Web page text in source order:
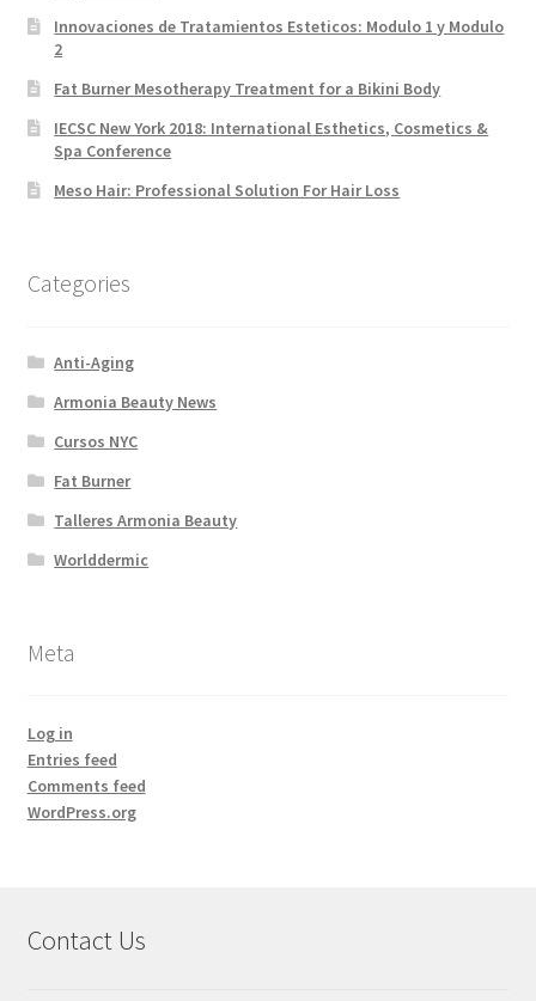
Innovaciones de Tratamientos Esteticos: Modulo 1 y Modulo
2
Fat Burner Mesotherapy Treatment for a Bikini Body
IECSC New York 2018: International Esthetics, Cosmetics &
Spa Conference
Meso Hair: Professional Solution For Hair Loss
Categories
Anti-Aging
Armonia Beauty News
Cursos NYC
Fat Burner
Talleres Armonia Beauty
Worlddermic
Meta
Log in
Entries feed
Comments feed
WordPress.org
Contact Us